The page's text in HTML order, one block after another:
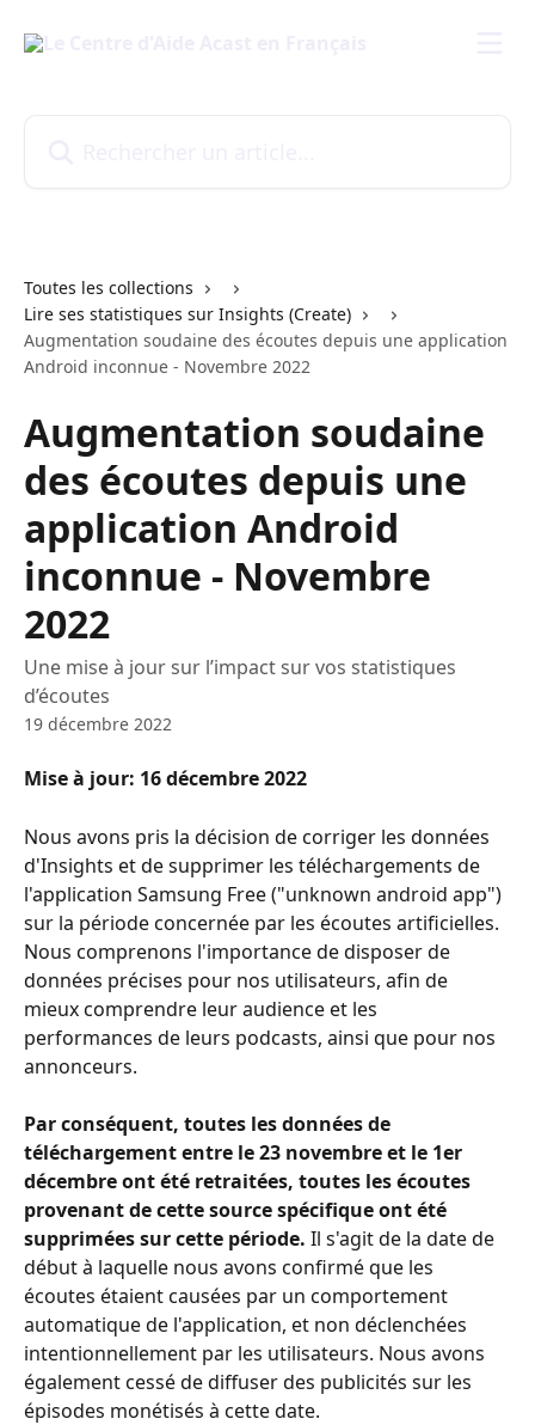
Toutes les collections
Lire ses statistiques sur Insights (Create)
Augmentation soudaine des écoutes depuis une application
Android inconnue - Novembre 2022
Augmentation soudaine
des écoutes depuis une
application Android
inconnue - Novembre
2022
Une mise à jour sur l’impact sur vos statistiques
d’écoutes
19 décembre 2022
Mise à jour: 16 décembre 2022
Nous avons pris la décision de corriger les données
d'Insights et de supprimer les téléchargements de
l'application Samsung Free ("unknown android app")
sur la période concernée par les écoutes artificielles.
Nous comprenons l'importance de disposer de
données précises pour nos utilisateurs, afin de
mieux comprendre leur audience et les
performances de leurs podcasts, ainsi que pour nos
annonceurs.
Par conséquent, toutes les données de
téléchargement entre le 23 novembre et le 1er
décembre ont été retraitées, toutes les écoutes
provenant de cette source spécifique ont été
supprimées sur cette période. Il s'agit de la date de
début à laquelle nous avons confirmé que les
écoutes étaient causées par un comportement
automatique de l'application, et non déclenchées
intentionnellement par les utilisateurs. Nous avons
également cessé de diffuser des publicités sur les
épisodes monétisés à cette date.